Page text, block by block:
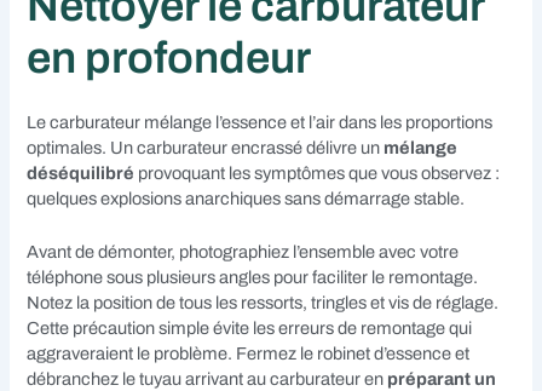
en profondeur
Le carburateur mélange l’essence et l’air dans les proportions
optimales. Un carburateur encrassé délivre un mélange
déséquilibré provoquant les symptômes que vous observez :
quelques explosions anarchiques sans démarrage stable.
Avant de démonter, photographiez l’ensemble avec votre
téléphone sous plusieurs angles pour faciliter le remontage.
Notez la position de tous les ressorts, tringles et vis de réglage.
Cette précaution simple évite les erreurs de remontage qui
aggraveraient le problème. Fermez le robinet d’essence et
débranchez le tuyau arrivant au carburateur en préparant un